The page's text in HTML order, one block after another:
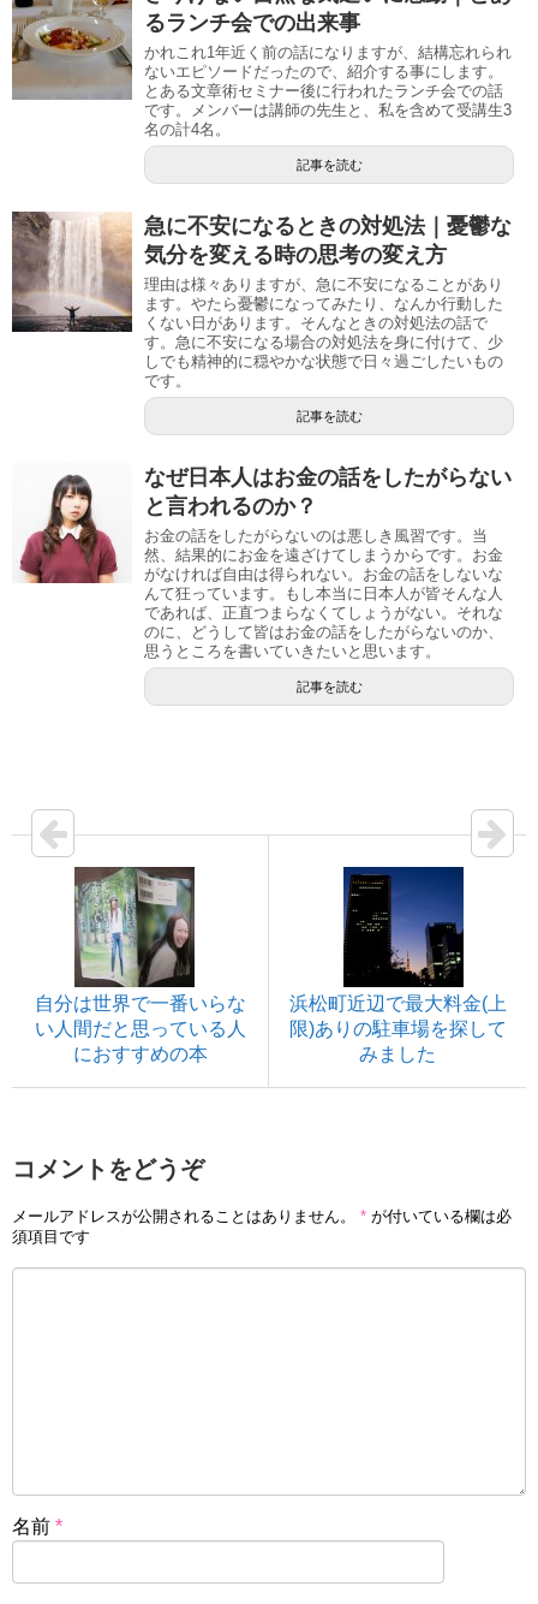
るランチ会での出来事
かれこれ1年近く前の話になりますが、結構忘れられ
ないエピソードだったので、紹介する事にします。
とある文章術セミナー後に行われたランチ会での話
です。メンバーは講師の先生と、私を含めて受講生3
名の計4名。
記事を読む
急に不安になるときの対処法｜憂鬱な
気分を変える時の思考の変え方
理由は様々ありますが、急に不安になることがあり
ます。やたら憂鬱になってみたり、なんか行動した
くない日があります。そんなときの対処法の話で
す。急に不安になる場合の対処法を身に付けて、少
しでも精神的に穏やかな状態で日々過ごしたいもの
です。
記事を読む
なぜ日本人はお金の話をしたがらない
と言われるのか？
お金の話をしたがらないのは悪しき風習です。当
然、結果的にお金を遠ざけてしまうからです。お金
がなければ自由は得られない。お金の話をしないな
んて狂っています。もし本当に日本人が皆そんな人
であれば、正直つまらなくてしょうがない。それな
のに、どうして皆はお金の話をしたがらないのか、
思うところを書いていきたいと思います。
記事を読む
自分は世界で一番いらな
い人間だと思っている人
におすすめの本
浜松町近辺で最大料金(上
限)ありの駐車場を探して
みました
コメントをどうぞ
メールアドレスが公開されることはありません。 * が付いている欄は必
須項目です
名前 *